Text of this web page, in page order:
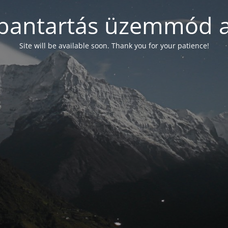
üzemmód
Site will be available soon. Thank you for your patience!